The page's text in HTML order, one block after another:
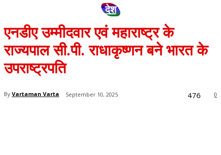
देश
एनडीए उम्मीदवार एवं महाराष्ट्र के
राज्यपाल सी.पी. राधाकृष्णन बने भारत के
उपराष्ट्रपति
By Vartaman Varta September 10, 2025 0
476